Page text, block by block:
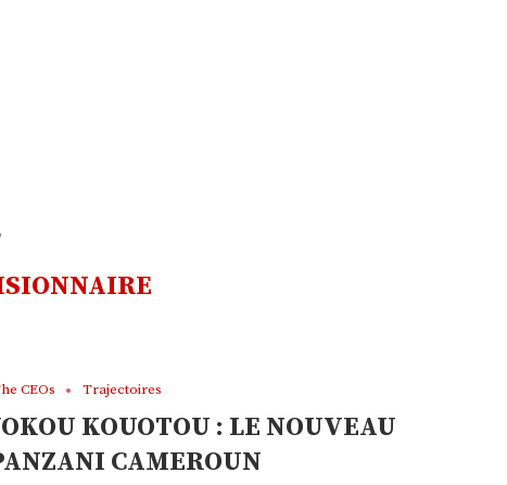
CEOs Trajectoires
KOUOTOU : LE NOUVEAU
CAMEROUN